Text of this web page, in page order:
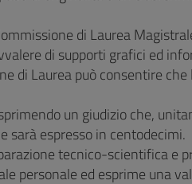
di Laurea
di supporti grafici ed
di Laurea può consentire
un giudizio che,
sarà espresso in centodecimi.
tecnico-scientifica e
personale ed esprime una